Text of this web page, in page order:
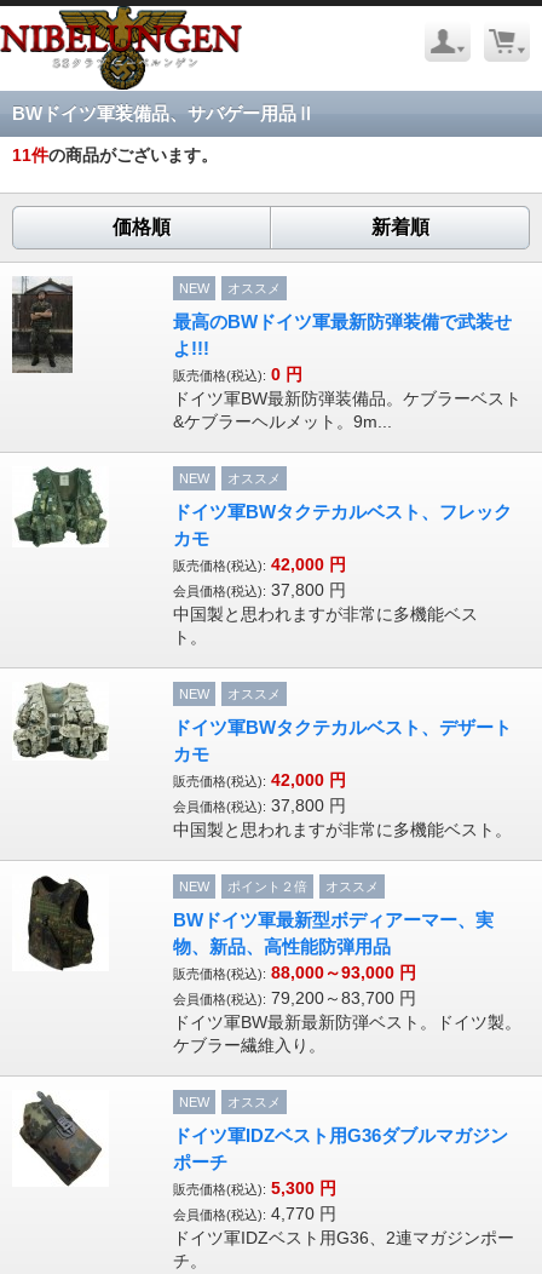
BWドイツ軍装備品、サバゲー用品Ⅱ
11件の商品がございます。
価格順 新着順
NEW オススメ
最高のBWドイツ軍最新防弾装備で武装せ
よ!!!
販売価格(税込): 0 円
ドイツ軍BW最新防弾装備品。ケブラーベスト
&ケブラーヘルメット。9m...
NEW オススメ
ドイツ軍BWタクテカルベスト、フレック
カモ
販売価格(税込): 42,000 円
会員価格(税込): 37,800 円
中国製と思われますが非常に多機能ベス
ト。
NEW オススメ
ドイツ軍BWタクテカルベスト、デザート
カモ
販売価格(税込): 42,000 円
会員価格(税込): 37,800 円
中国製と思われますが非常に多機能ベスト。
NEW ポイント２倍 オススメ
BWドイツ軍最新型ボディアーマー、実
物、新品、高性能防弾用品
販売価格(税込): 88,000～93,000 円
会員価格(税込): 79,200～83,700 円
ドイツ軍BW最新最新防弾ベスト。ドイツ製。
ケブラー繊維入り。
NEW オススメ
ドイツ軍IDZベスト用G36ダブルマガジン
ポーチ
販売価格(税込): 5,300 円
会員価格(税込): 4,770 円
ドイツ軍IDZベスト用G36、2連マガジンポー
チ。